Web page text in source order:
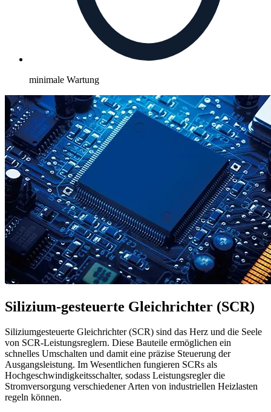
minimale Wartung
Silizium-gesteuerte Gleichrichter (SCR)
Siliziumgesteuerte Gleichrichter (SCR) sind das Herz und die Seele
von SCR-Leistungsreglern. Diese Bauteile ermöglichen ein
schnelles Umschalten und damit eine präzise Steuerung der
Ausgangsleistung. Im Wesentlichen fungieren SCRs als
Hochgeschwindigkeitsschalter, sodass Leistungsregler die
Stromversorgung verschiedener Arten von industriellen Heizlasten
regeln können.